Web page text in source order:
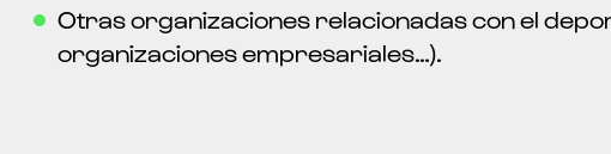
Otras organizaciones relacionadas con el
organizaciones empresariales…).